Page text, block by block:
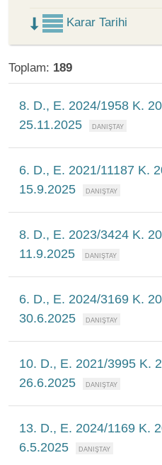
Karar Tarihi
Toplam: 189
8. D., E. 2024/1958 K.
25.11.2025
6. D., E. 2021/11187 K.
15.9.2025
8. D., E. 2023/3424 K.
11.9.2025
6. D., E. 2024/3169 K.
30.6.2025
10. D., E. 2021/3995 K.
26.6.2025
13. D., E. 2024/1169 K.
6.5.2025